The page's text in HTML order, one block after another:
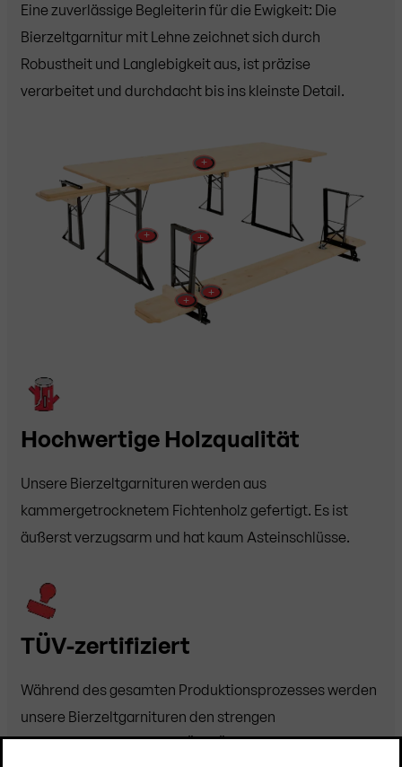
Eine zuverlässige Begleiterin für die Ewigkeit: Die
Bierzeltgarnitur mit Lehne zeichnet sich durch
Robustheit und Langlebigkeit aus, ist präzise
verarbeitet und durchdacht bis ins kleinste Detail.
Hochwertige Holzqualität
Unsere Bierzeltgarnituren werden aus
kammergetrocknetem Fichtenholz gefertigt. Es ist
äußerst verzugsarm und hat kaum Asteinschlüsse.
+
+
+
+
+
TÜV-zertifiziert
Während des gesamten Produktionsprozesses werden
unsere Bierzeltgarnituren den strengen
Qualitätskontrollen des TÜV SÜD unterzogen.